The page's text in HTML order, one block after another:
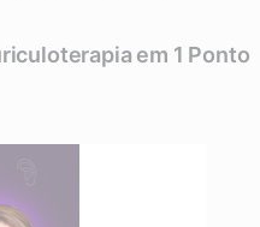
em 1 Ponto